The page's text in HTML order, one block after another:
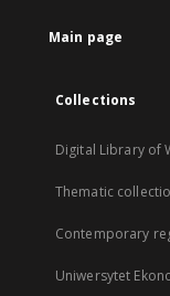
Main page
Collections
Digital Library of
Thematic
Contemporary
Uniwersytet